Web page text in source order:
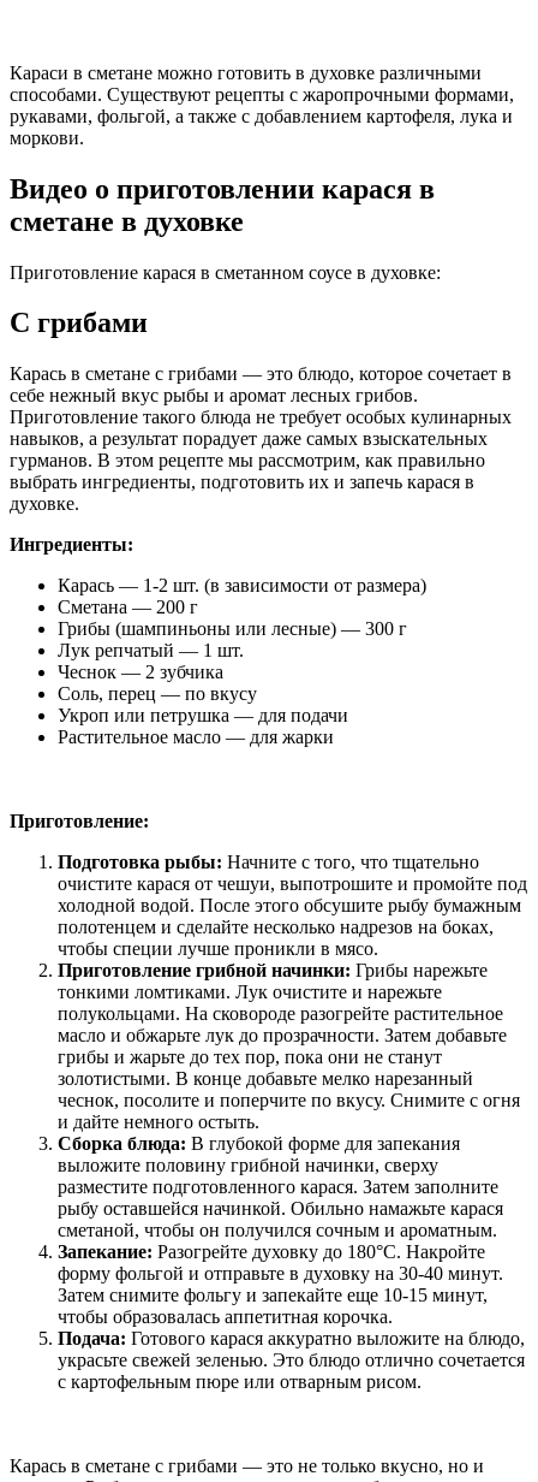
Караси в сметане можно готовить в духовке различными
способами. Существуют рецепты с жаропрочными формами,
рукавами, фольгой, а также с добавлением картофеля, лука и
моркови.
Видео о приготовлении карася в
сметане в духовке
Приготовление карася в сметанном соусе в духовке:
С грибами
Карась в сметане с грибами — это блюдо, которое сочетает в
себе нежный вкус рыбы и аромат лесных грибов.
Приготовление такого блюда не требует особых кулинарных
навыков, а результат порадует даже самых взыскательных
гурманов. В этом рецепте мы рассмотрим, как правильно
выбрать ингредиенты, подготовить их и запечь карася в
духовке.
Ингредиенты:
Карась — 1-2 шт. (в зависимости от размера)
Сметана — 200 г
Грибы (шампиньоны или лесные) — 300 г
Лук репчатый — 1 шт.
Чеснок — 2 зубчика
Соль, перец — по вкусу
Укроп или петрушка — для подачи
Растительное масло — для жарки
Приготовление:
Подготовка рыбы: Начните с того, что тщательно
очистите карася от чешуи, выпотрошите и промойте под
холодной водой. После этого обсушите рыбу бумажным
полотенцем и сделайте несколько надрезов на боках,
чтобы специи лучше проникли в мясо.
Приготовление грибной начинки: Грибы нарежьте
тонкими ломтиками. Лук очистите и нарежьте
полукольцами. На сковороде разогрейте растительное
масло и обжарьте лук до прозрачности. Затем добавьте
грибы и жарьте до тех пор, пока они не станут
золотистыми. В конце добавьте мелко нарезанный
чеснок, посолите и поперчите по вкусу. Снимите с огня
и дайте немного остыть.
Сборка блюда: В глубокой форме для запекания
выложите половину грибной начинки, сверху
разместите подготовленного карася. Затем заполните
рыбу оставшейся начинкой. Обильно намажьте карася
сметаной, чтобы он получился сочным и ароматным.
Запекание: Разогрейте духовку до 180°C. Накройте
форму фольгой и отправьте в духовку на 30-40 минут.
Затем снимите фольгу и запекайте еще 10-15 минут,
чтобы образовалась аппетитная корочка.
Подача: Готового карася аккуратно выложите на блюдо,
украсьте свежей зеленью. Это блюдо отлично сочетается
с картофельным пюре или отварным рисом.
Карась в сметане с грибами — это не только вкусно, но и